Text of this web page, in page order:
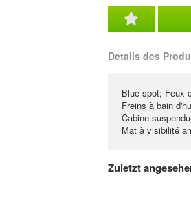
Details des
Blue-spot; Feux
Freins à bain
Cabine
Mat à visibilité
Zuletzt